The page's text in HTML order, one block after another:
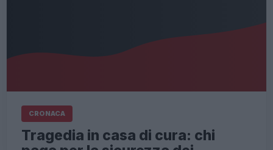
CRONACA
Tragedia in casa di cura: chi